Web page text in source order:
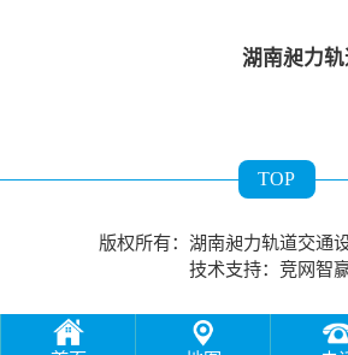
湖南昶力
TOP
版权所有：湖南昶力轨道交通
技术支持： 竞网智